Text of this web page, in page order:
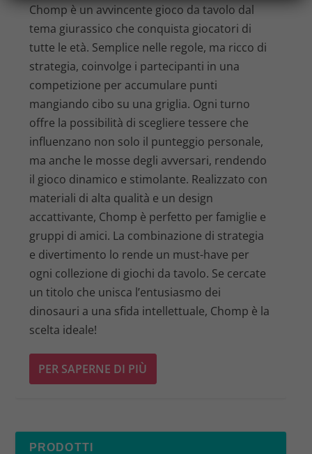
Chomp è un avvincente gioco da tavolo dal
tema giurassico che conquista giocatori di
tutte le età. Semplice nelle regole, ma ricco di
strategia, coinvolge i partecipanti in una
competizione per accumulare punti
mangiando cibo su una griglia. Ogni turno
offre la possibilità di scegliere tessere che
influenzano non solo il punteggio personale,
ma anche le mosse degli avversari, rendendo
il gioco dinamico e stimolante. Realizzato con
materiali di alta qualità e un design
accattivante, Chomp è perfetto per famiglie e
gruppi di amici. La combinazione di strategia
e divertimento lo rende un must-have per
ogni collezione di giochi da tavolo. Se cercate
un titolo che unisca l’entusiasmo dei
dinosauri a una sfida intellettuale, Chomp è la
scelta ideale!
PER SAPERNE DI PIÙ
PRODOTTI